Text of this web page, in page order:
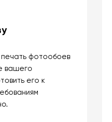
фотообоев
вашего
его к